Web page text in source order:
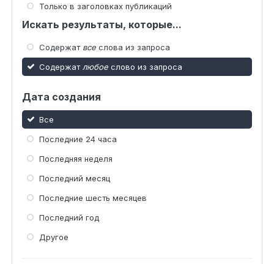
Только в заголовках публикаций
Искать результаты, которые...
Содержат все слова из запроса
Содержат любое слово из запроса
Дата создания
Все
Последние 24 часа
Последняя неделя
Последний месяц
Последние шесть месяцев
Последний год
Другое